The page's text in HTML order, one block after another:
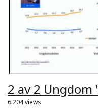
2 av 2 Ungdom
6.204 views